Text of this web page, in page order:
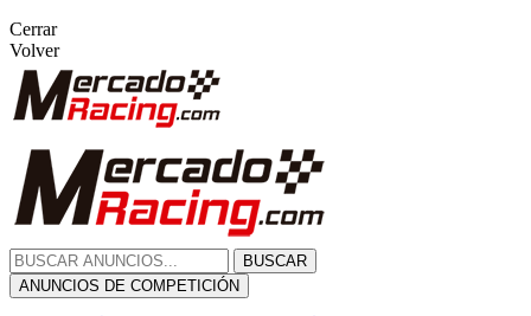
Cerrar
Volver
BUSCAR
ANUNCIOS DE COMPETICIÓN